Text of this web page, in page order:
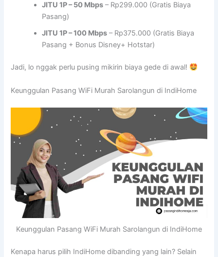
JITU 1P – 50 Mbps – Rp299.000 (Gratis Biaya
Pasang)
JITU 1P – 100 Mbps – Rp375.000 (Gratis Biaya
Pasang + Bonus Disney+ Hotstar)
Jadi, lo nggak perlu pusing mikirin biaya gede di awal!
Keunggulan Pasang WiFi Murah Sarolangun di IndiHome
Keunggulan Pasang WiFi Murah Sarolangun di IndiHome
Kenapa harus pilih IndiHome dibanding yang lain? Selain